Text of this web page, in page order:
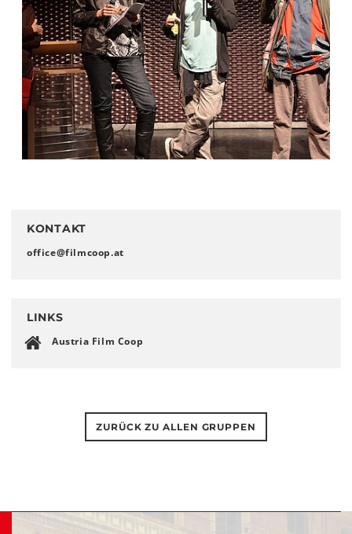
KONTAKT
office@filmcoop.at
LINKS
Austria Film Coop
ZURÜCK ZU ALLEN GRUPPEN